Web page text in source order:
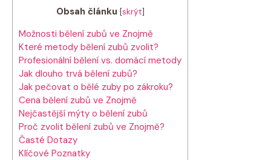
Obsah článku [skrýt]
Možnosti bělení zubů ve Znojmě
Které metody bělení zubů zvolit?
Profesionální bělení vs. domácí metody
Jak dlouho trvá bělení zubů?
Jak pečovat o bělé zuby po zákroku?
Cena bělení zubů ve Znojmě
Nejčastější mýty o bělení zubů
Proč zvolit bělení zubů ve Znojmě?
Časté Dotazy
Klíčové Poznatky